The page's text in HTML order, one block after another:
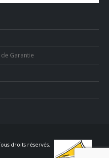
Garantie
droits réservés.